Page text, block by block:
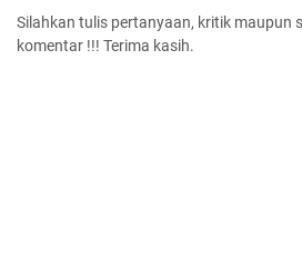
Silahkan tulis pertanyaan, kritik maupun
komentar !!! Terima kasih.